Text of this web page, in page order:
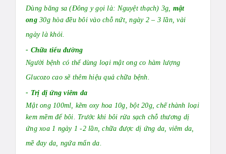
Dùng băng sa (Đông y gọi là: Nguyệt thạch) 3g, mật
ong30g hòa đều bôi vào chỗ nứt, ngày 2 – 3 lần, vài
ngày là khỏi.
- Chữa tiểu đường
Người bệnh có thể dùng loại mật ong co hàm lượng
Glucozo cao sẽ thêm hiệu quả chữa bệnh.
- Trị dị ứng viêm da
Mật ong 100ml, kẽm oxy hoa 10g, bột 20g, chế thành loại
kem mềm để bôi. Trước khi bôi rửa sạch chỗ thương dị
ứng xoa 1 ngày 1 -2 lần, chữa được dị ứng da, viêm da,
mề đay da, ngứa mẩn da.